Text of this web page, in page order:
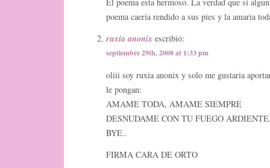
poema caería rendido a sus pies y la amaria
ruxia anonix escribió:
septiembre 29th, 2008 at 1:33 pm
oliii soy ruxia anonix y solo me gustaria
le pongan:
AMAME TODA, AMAME SIEMPRE
DESNUDAME CON TU FUEGO
BYE..
FIRMA CARA DE ORTO